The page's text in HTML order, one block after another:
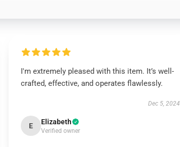
I'm extremely pleased with this item. It’s well-
crafted, effective, and operates flawlessly.
Dec 5, 2024
E Elizabeth
Verified owner